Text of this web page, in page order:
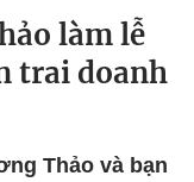
làm lễ
trai doanh
Thảo và bạn